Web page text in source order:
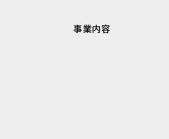
事業内容